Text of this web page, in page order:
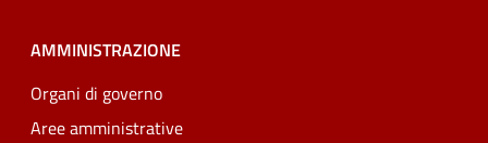
AMMINISTRAZIONE
Organi di governo
Aree amministrative